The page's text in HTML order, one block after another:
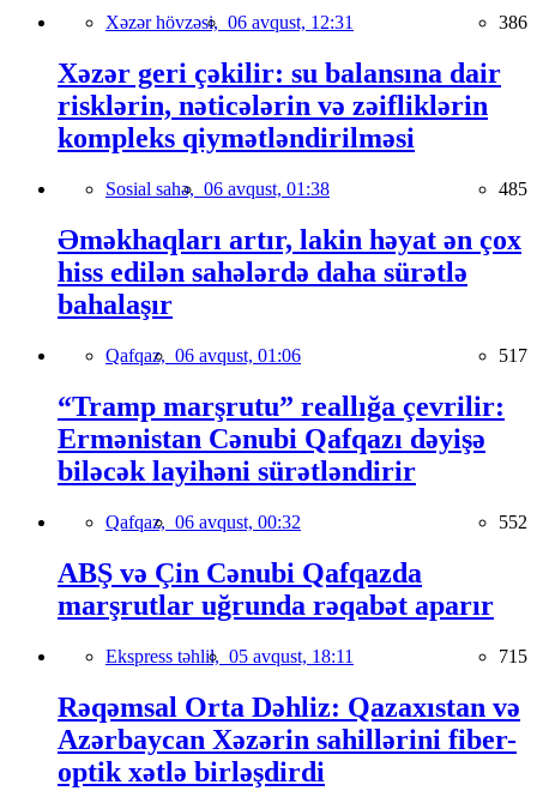
Xəzər hövzəsi, 06 avqust, 12:31 386
Xəzər geri çəkilir: su balansına dair
risklərin, nəticələrin və zəifliklərin
kompleks qiymətləndirilməsi
Sosial sahə, 06 avqust, 01:38 485
Əməkhaqları artır, lakin həyat ən çox
hiss edilən sahələrdə daha sürətlə
bahalaşır
Qafqaz, 06 avqust, 01:06 517
“Tramp marşrutu” reallığa çevrilir:
Ermənistan Cənubi Qafqazı dəyişə
biləcək layihəni sürətləndirir
Qafqaz, 06 avqust, 00:32 552
ABŞ və Çin Cənubi Qafqazda
marşrutlar uğrunda rəqabət aparır
Ekspress təhlil, 05 avqust, 18:11 715
Rəqəmsal Orta Dəhliz: Qazaxıstan və
Azərbaycan Xəzərin sahillərini fiber-
optik xətlə birləşdirdi